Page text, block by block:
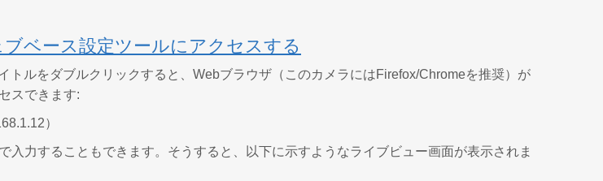
ベース設定ツールにアクセスする
トルをダブルクリックすると、Webブラウザ（このカメラにはFirefox/Chromeを推奨）が
スできます:
）
入力することもできます。そうすると、以下に示すようなライブビュー画面が表示されま